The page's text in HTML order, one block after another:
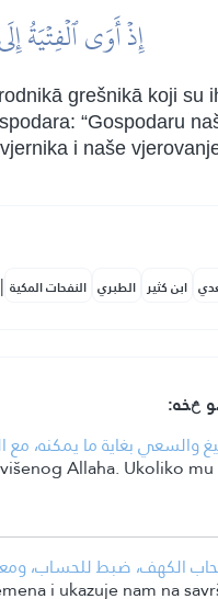
إِذۡ أَوَى ٱلۡفِتۡيَةُ
grešnikā koji su
“Gospodaru
i naše
ابن كثير الطبري النفحات المكية |
څخه:
والسعي بغاية ما يمكنه،
Allaha. Ukoliko
الكهف، ضبط للحساب،
i ukazuje nam na